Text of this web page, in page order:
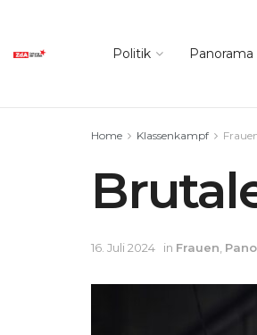
Politik Panorama
Home Klassenkampf
16. Juli 2024 in Frauen,